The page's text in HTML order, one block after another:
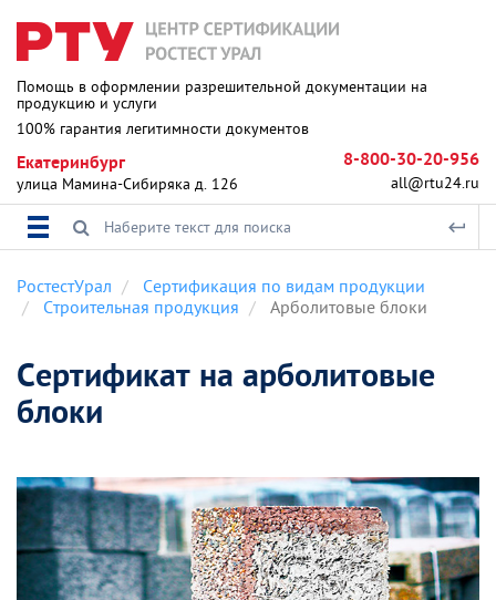
Помощь в оформлении разрешительной документации на
продукцию и услуги
100% гарантия легитимности документов
Екатеринбург
улица Мамина-Сибиряка д. 126
8-800-30-20-956
all@rtu24.ru
РостестУрал
Сертификация по видам продукции
Строительная продукция
Арболитовые блоки
Сертификат на арболитовые
блоки